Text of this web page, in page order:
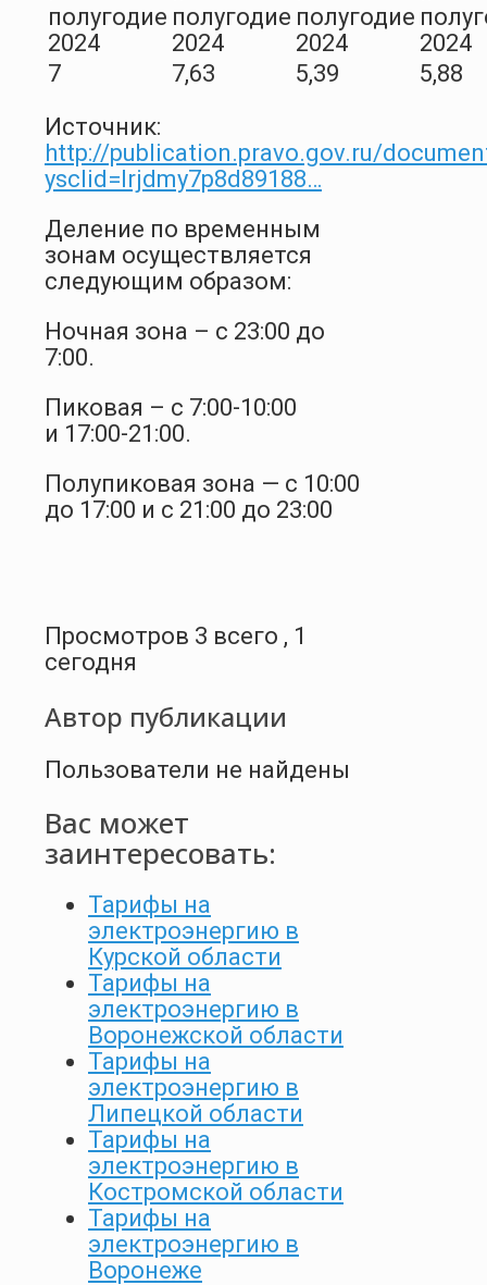
полугодие
2024
полугодие
2024
полугодие
2024
2024
7
7,63 5,39
5,88
Источник:
http://publication.pravo.gov.ru/
ysclid=lrjdmy7p8d89188…
Деление по временным
зонам осуществляется
следующим образом:
Ночная зона – с 23:00 до
7:00.
Пиковая – с 7:00-10:00
и 17:00-21:00.
Полупиковая зона — с 10:00
до 17:00 и с 21:00 до 23:00
Просмотров 3 всего , 1
сегодня
Автор публикации
Пользователи не найдены
Вас может
заинтересовать:
Тарифы на
электроэнергию в
Курской области
Тарифы на
электроэнергию в
Воронежской области
Тарифы на
электроэнергию в
Липецкой области
Тарифы на
электроэнергию в
Костромской области
Тарифы на
электроэнергию в
Воронеже